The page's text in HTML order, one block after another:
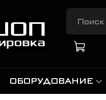
ОБОРУДОВАНИЕ